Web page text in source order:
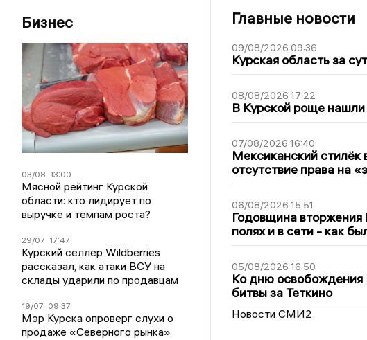
Бизнес
03/08 13:00
Мясной рейтинг Курской
области: кто лидирует по
выручке и темпам роста?
29/07 17:47
Курский селлер Wildberries
рассказал, как атаки ВСУ на
склады ударили по продавцам
19/07 09:37
Мэр Курска опроверг слухи о
продаже «Северного рынка»
Главные новости
09/08/2026 09:36
Курская область за
08/08/2026 17:22
В Курской роще
07/08/2026 16:40
Мексиканский стилёк
отсутствие права на
06/08/2026 15:51
Годовщина вторжения
полях и в сети - как
05/08/2026 16:50
Ко дню освобождения
битвы за Теткино
Новости СМИ2